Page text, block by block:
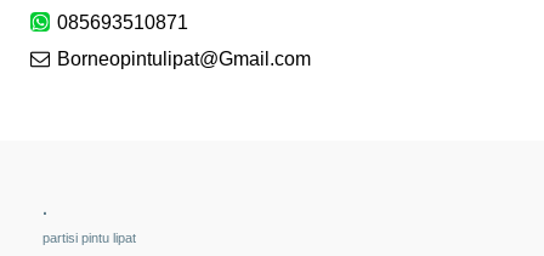
085693510871
Borneopintulipat@Gmail.com
.
partisi pintu lipat